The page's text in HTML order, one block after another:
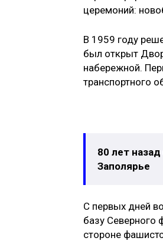
церемоний:
В 1959 году
был открыт
набережной.
транспортного
80 лет
Заполярье
С первых дней
базу
стороне